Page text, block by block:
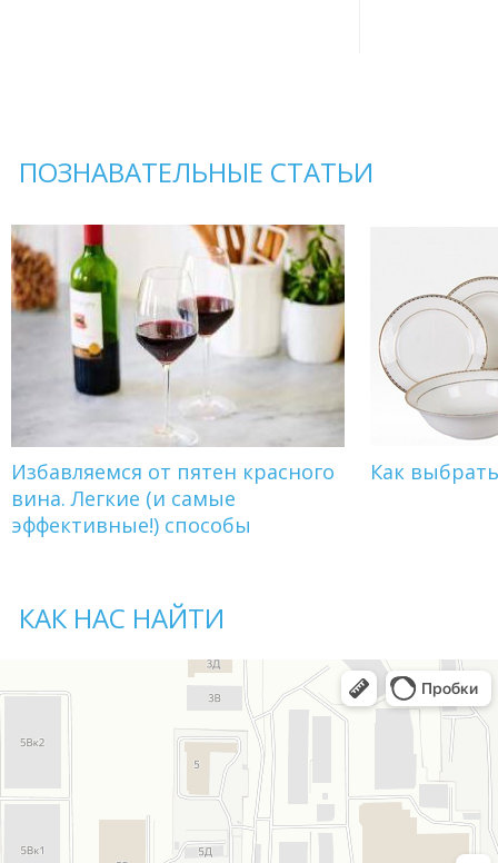
ПОЗНАВАТЕЛЬНЫЕ СТАТЬИ
Избавляемся от пятен красного
вина. Легкие (и самые
эффективные!) способы
Как
КАК НАС НАЙТИ